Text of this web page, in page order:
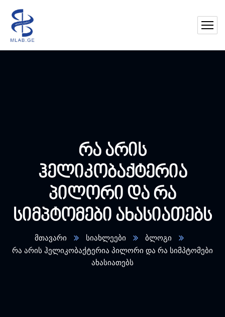
რა არის
ჰელიკობაქტერია
პილორი და რა
სიმპტომები ახასიათებს
მთავარი სიახლეები
ბლოგი
რა არის ჰელიკობაქტერია პილორი და რა სიმპტომები
ახასიათებს